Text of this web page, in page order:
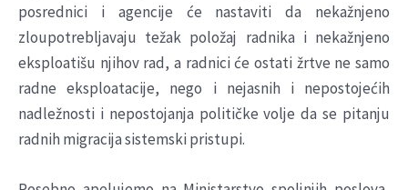
posrednici i agencije će nastaviti da nekažnjeno
zloupotrebljavaju težak položaj radnika i nekažnjeno
eksploatišu njihov rad, a radnici će ostati žrtve ne samo
radne eksploatacije, nego i nejasnih i nepostojećih
nadležnosti i nepostojanja političke volje da se pitanju
radnih migracija sistemski pristupi.